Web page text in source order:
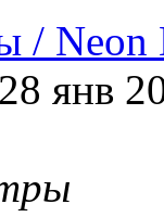
/ Neon
28 янв